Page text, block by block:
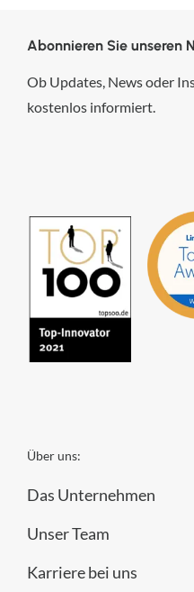
Abonnieren Sie unseren
Ob Updates, News oder
kostenlos informiert.
Über uns:
Das Unternehmen
Unser Team
Karriere bei uns